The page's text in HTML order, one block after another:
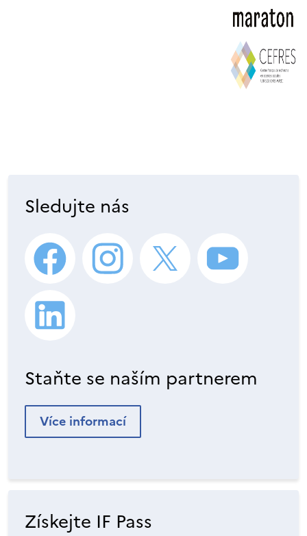
Sledujte nás
Staňte se naším partnerem
Více informací
Získejte IF Pass